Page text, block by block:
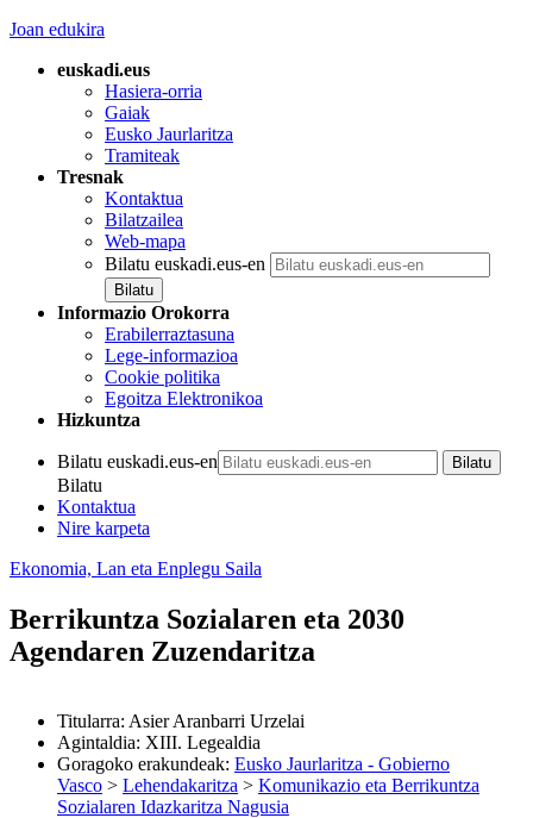
Joan edukira
euskadi.eus
Hasiera-orria
Gaiak
Eusko Jaurlaritza
Tramiteak
Tresnak
Kontaktua
Bilatzailea
Web-mapa
Bilatu euskadi.eus-en
Informazio Orokorra
Erabilerraztasuna
Lege-informazioa
Cookie politika
Egoitza Elektronikoa
Hizkuntza
Bilatu euskadi.eus-en
Bilatu
Kontaktua
Nire karpeta
Ekonomia, Lan eta Enplegu Saila
Berrikuntza Sozialaren eta 2030
Agendaren Zuzendaritza
Titularra: Asier Aranbarri Urzelai
Agintaldia: XIII. Legealdia
Goragoko erakundeak: Eusko Jaurlaritza - Gobierno
Vasco > Lehendakaritza > Komunikazio eta Berrikuntza
Sozialaren Idazkaritza Nagusia